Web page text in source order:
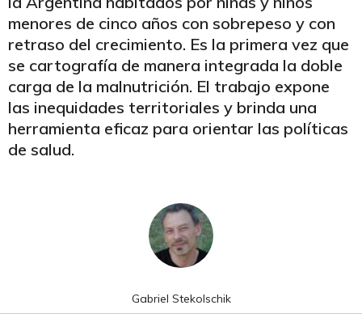
menores de cinco años con sobrepeso y con
retraso del crecimiento. Es la primera vez que
se cartografía de manera integrada la doble
carga de la malnutrición. El trabajo expone
las inequidades territoriales y brinda una
herramienta eficaz para orientar las políticas
de salud.
Gabriel Stekolschik